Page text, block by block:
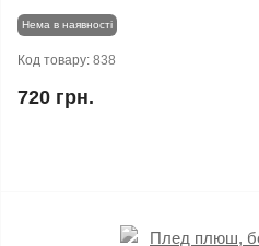
Нема в наявності
Код товару: 838
720 грн.